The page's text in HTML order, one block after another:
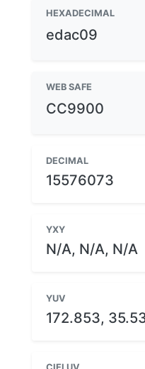
HEXADECIMAL
edac09
WEB SAFE
CC9900
DECIMAL
15576073
YXY
N/A, N/A, N/A
YUV
172.853,
CIELUV